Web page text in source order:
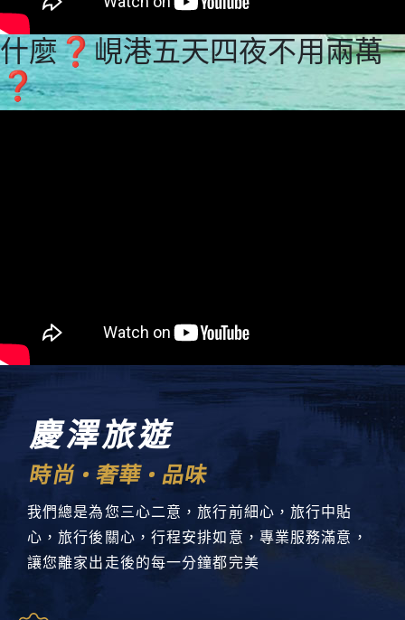
什麼❓峴港五天四夜不用兩萬
❓
慶澤旅遊
時尚 奢華 品味
我們總是為您三心二意，旅行前細心，旅行中貼
心，旅行後關心，行程安排如意，專業服務滿意，
讓您離家出走後的每一分鐘都完美